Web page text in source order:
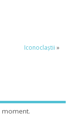
Iconoclaștii »
moment.